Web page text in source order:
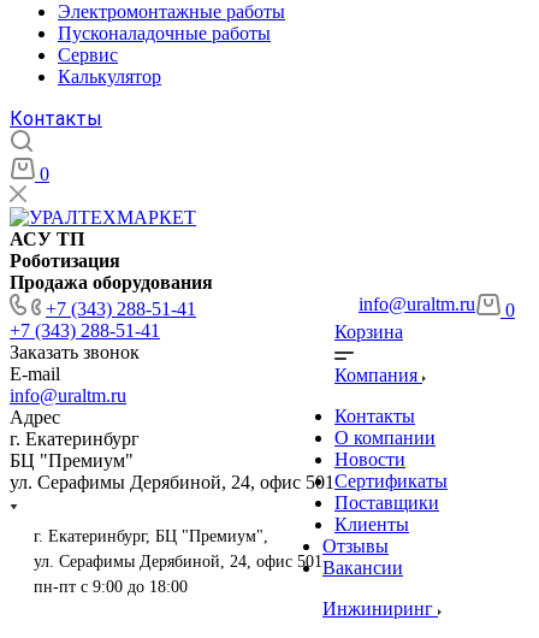
Электромонтажные работы
Пусконаладочные работы
Сервис
Калькулятор
Контакты
0
АСУ ТП
Роботизация
Продажа оборудования
+7 (343) 288-51-41
+7 (343) 288-51-41
Заказать звонок
E-mail
info@uraltm.ru
Адрес
г. Екатеринбург
БЦ "Премиум"
ул. Серафимы Дерябиной, 24, офис 501
info@uraltm.ru
г. Екатеринбург, БЦ "Премиум",
ул. Серафимы Дерябиной, 24, офис 501
пн-пт с 9:00 до 18:00
0
Корзина
Компания
Контакты
О компании
Новости
Сертификаты
Поставщики
Клиенты
Отзывы
Вакансии
Инжиниринг